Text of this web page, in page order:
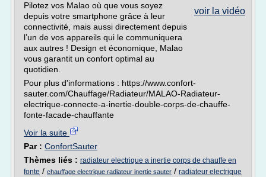
voir la vidéo
Pilotez vos Malao où que vous soyez
depuis votre smartphone grâce à leur
connectivité, mais aussi directement depuis
l’un de vos appareils qui le communiquera
aux autres ! Design et économique, Malao
vous garantit un confort optimal au
quotidien.
Pour plus d'informations : https://www.confort-
sauter.com/Chauffage/Radiateur/MALAO-Radiateur-
electrique-connecte-a-inertie-double-corps-de-chauffe-
fonte-facade-chauffante
Voir la suite
Par : ConfortSauter
Thèmes liés : radiateur electrique a inertie corps de chauffe en
fonte / chauffage electrique radiateur inertie sauter / radiateur electrique